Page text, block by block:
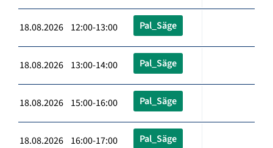
18.08.2026 12:00-13:00 Pal_Säge
18.08.2026 13:00-14:00 Pal_Säge
18.08.2026 15:00-16:00 Pal_Säge
18.08.2026 16:00-17:00 Pal_Säge